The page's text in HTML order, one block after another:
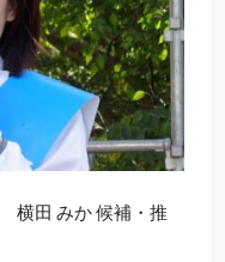
田 みか 候補・推